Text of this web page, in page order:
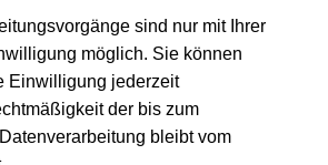
sind nur mit Ihrer
möglich. Sie können
Einwilligung jederzeit
der bis zum
bleibt vom